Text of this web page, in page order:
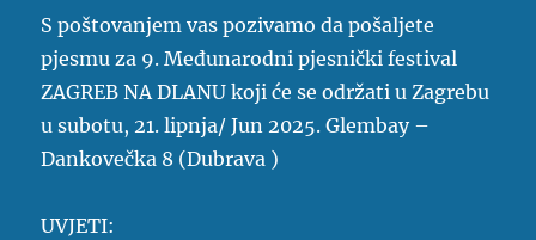
S poštovanjem vas pozivamo da pošaljete
pjesmu za 9. Međunarodni pjesnički festival
ZAGREB NA DLANU koji će se održati u Zagrebu
u subotu, 21. lipnja/ Jun 2025. Glembay –
Dankovečka 8 (Dubrava )
UVJETI: